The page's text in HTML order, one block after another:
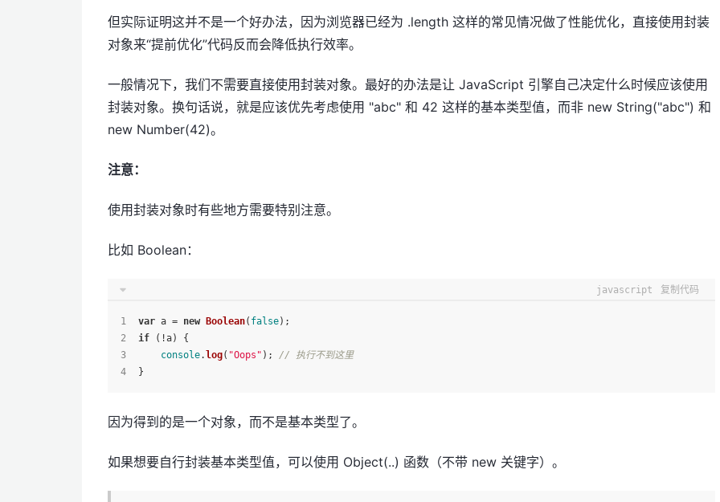
但实际证明这并不是一个好办法，因为浏览器已经为 .length 这样的常见情况做了性能优化，直接使用封装
对象来“提前优化”代码反而会降低执行效率。
一般情况下，我们不需要直接使用封装对象。最好的办法是让 JavaScript 引擎自己决定什么时候应该使用
封装对象。换句话说，就是应该优先考虑使用 "abc" 和 42 这样的基本类型值，而非 new String("abc") 和
new Number(42)。
注意：
使用封装对象时有些地方需要特别注意。
比如 Boolean：
javascript 复制代码
var a = new Boolean( false);
if (!a) {
console. log( "Oops" ); // 执行不到这里
}
因为得到的是一个对象，而不是基本类型了。
如果想要自行封装基本类型值，可以使用 Object(..) 函数（不带 new 关键字）。